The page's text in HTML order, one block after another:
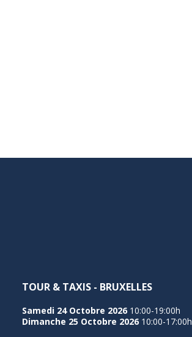
TOUR & TAXIS - BRUXELLES
Samedi 24 Octobre 2026 10:00-19:00h
Dimanche 25 Octobre 2026 10:00-17:00h